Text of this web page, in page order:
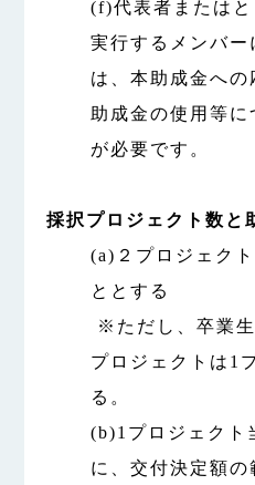
(f)代表者または
実行するメンバー
は、本助成金への
助成金の使用等
が必要です。
採択プロジェクト数と
(a)２プロジェク
ととする
※ただし、卒業
プロジェクトは1
る。
(b)1プロジェクト
に、交付決定額